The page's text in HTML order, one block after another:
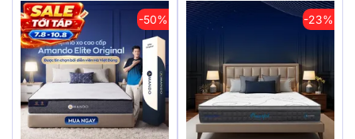
-50% -23%